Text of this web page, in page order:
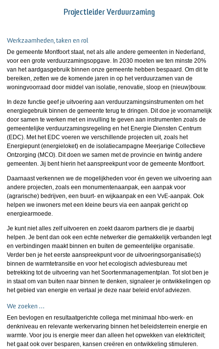
Projectleider Verduurzaming
Werkzaamheden, taken en rol
De gemeente Montfoort staat, net als alle andere gemeenten in Nederland,
voor een grote verduurzamingsopgave. In 2030 moeten we ten minste 20%
van het aardgasgebruik binnen onze gemeente hebben bespaard. Om dit te
bereiken, zetten we de komende jaren in op het verduurzamen van de
woningvoorraad door middel van isolatie, renovatie, sloop en (nieuw)bouw.
In deze functie geef je uitvoering aan verduurzamingsinstrumenten om het
energiegebruik binnen de gemeente terug te dringen. Dit doe je voornamelijk
door samen te werken met en invulling te geven aan instrumenten zoals de
gemeentelijke verduurzamingsregeling en het Energie Diensten Centrum
(EDC). Met het EDC voeren we verschillende projecten uit, zoals het
Energiepunt (energieloket) en de isolatiecampagne Meerjarige Collectieve
Ontzorging (MCO). Dit doen we samen met de provincie en twintig andere
gemeenten. Jij bent hierin het aanspreekpunt voor de gemeente Montfoort.
Daarnaast verkennen we de mogelijkheden voor én geven we uitvoering aan
andere projecten, zoals een monumentenaanpak, een aanpak voor
(agrarische) bedrijven, een buurt- en wijkaanpak en een VvE-aanpak. Ook
helpen we inwoners met een kleine beurs via een aanpak gericht op
energiearmoede.
Je kunt niet alles zelf uitvoeren en zoekt daarom partners die je daarbij
helpen. Je bent dan ook een echte netwerker die gemakkelijk verbanden legt
en verbindingen maakt binnen en buiten de gemeentelijke organisatie.
Verder ben je het eerste aanspreekpunt voor de uitvoeringsorganisatie(s)
binnen de warmtetransitie en voor het ecologisch adviesbureau met
betrekking tot de uitvoering van het Soortenmanagementplan. Tot slot ben je
in staat om van buiten naar binnen te denken, signaleer je ontwikkelingen op
het gebied van energie en vertaal je deze naar beleid en/of adviezen.
We zoeken …
Een bevlogen en resultaatgerichte collega met minimaal hbo-werk- en
denkniveau en relevante werkervaring binnen het beleidsterrein energie en
warmte. Voor jou is energie meer dan alleen het opwekken van elektriciteit;
het gaat ook over besparen, kansen creëren en ontwikkeling stimuleren.